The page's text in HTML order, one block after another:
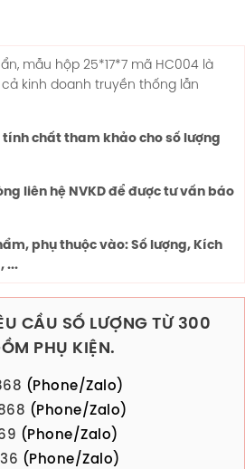
mẫu hộp 25*17*7 mã HC004 là
kinh doanh truyền thống lẫn
chất tham khảo cho số lượng
liên hệ NVKD để được tư vấn báo
phụ thuộc vào: Số lượng, Kích
...
CẦU SỐ LƯỢNG TỪ 300
PHỤ KIỆN.
(Phone/Zalo)
(Phone/Zalo)
(Phone/Zalo)
(Phone/Zalo)